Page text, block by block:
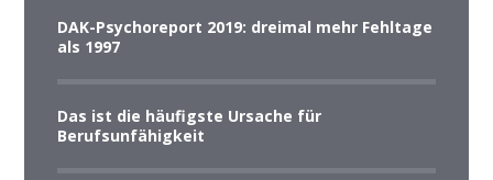
DAK-Psychoreport 2019: dreimal mehr Fehltage
als 1997
Das ist die häufigste Ursache für
Berufsunfähigkeit